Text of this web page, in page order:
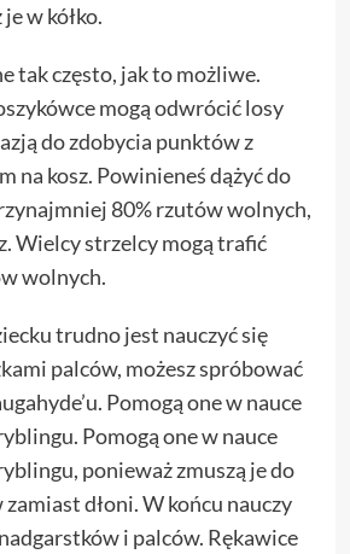
w kółko.
tak często, jak to możliwe.
mogą odwrócić losy
do zdobycia punktów z
na kosz. Powinieneś dążyć do
80% rzutów wolnych,
Wielcy strzelcy mogą trafić
wolnych.
trudno jest nauczyć się
palców, możesz spróbować
Pomogą one w nauce
Pomogą one w nauce
ponieważ zmuszą je do
dłoni. W końcu nauczy
i palców. Rękawice